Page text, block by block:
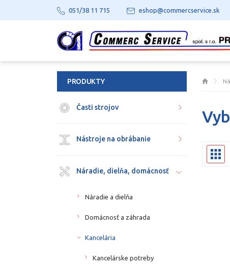
PRODUKTY
Časti strojov
Nástroje na obrábanie
Náradie, dielňa, domácnosť
Náradie a dielňa
Domácnosť a záhrada
Kancelária
Kancelárske potreby
051/38 11 715 eshop@commercservice.sk